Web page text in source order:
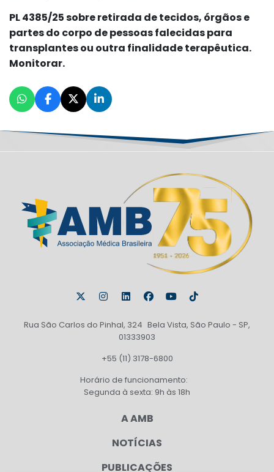
PL 4385/25 sobre retirada de tecidos, órgãos e
partes do corpo de pessoas falecidas para
transplantes ou outra finalidade terapêutica.
Monitorar.
Rua São Carlos do Pinhal, 324 Bela Vista, São Paulo - SP,
01333903
+55 (11) 3178-6800
Horário de funcionamento:
Segunda à sexta: 9h às 18h
A AMB
NOTÍCIAS
PUBLICAÇÕES